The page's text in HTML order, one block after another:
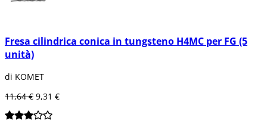
Fresa cilindrica conica in tungsteno H4MC per FG (5
unità)
di KOMET
11,64 € 9,31 €